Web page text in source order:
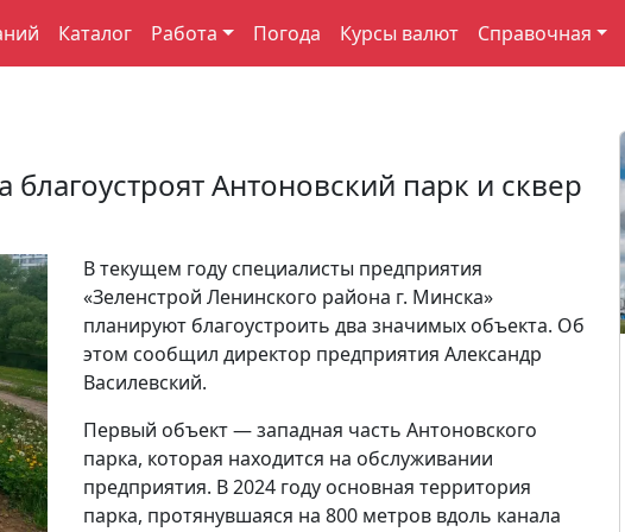
Каталог Работа Погода Курсы валют Справочная
Антоновский парк и сквер
В текущем году специалисты предприятия
«Зеленстрой Ленинского района г. Минска»
планируют благоустроить два значимых объекта. Об
этом сообщил директор предприятия Александр
Василевский.
Первый объект — западная часть Антоновского
парка, которая находится на обслуживании
предприятия. В 2024 году основная территория
парка, протянувшаяся на 800 метров вдоль канала